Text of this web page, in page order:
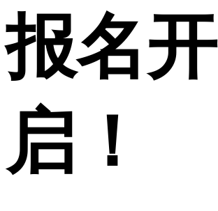
报名开
启！